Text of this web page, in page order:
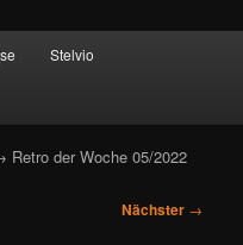
Stelvio
Retro der Woche 05/2022
Nächster →